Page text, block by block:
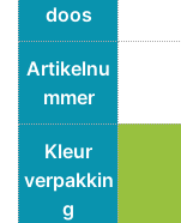
doos
Artikelnu
mmer
Kleur
verpakkin
g